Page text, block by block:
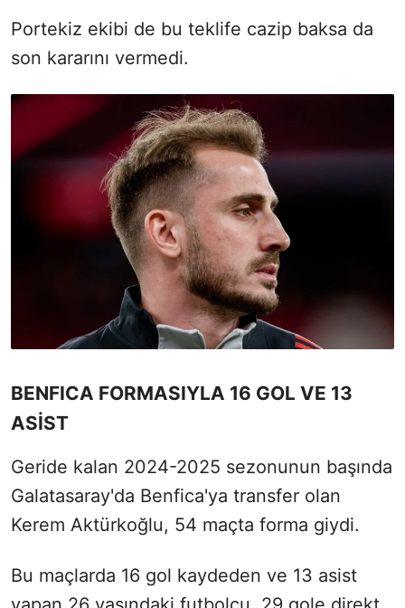
Portekiz ekibi de bu teklife cazip baksa da
son kararını vermedi.
BENFICA FORMASIYLA 16 GOL VE 13
ASİST
Geride kalan 2024-2025 sezonunun başında
Galatasaray'da Benfica'ya transfer olan
Kerem Aktürkoğlu, 54 maçta forma giydi.
Bu maçlarda 16 gol kaydeden ve 13 asist